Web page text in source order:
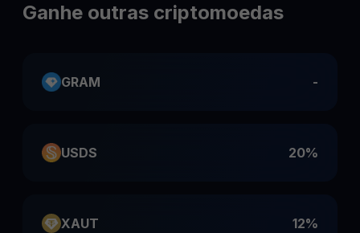
Ganhe outras criptomoedas
GRAM -
USDS 20%
XAUT 12%